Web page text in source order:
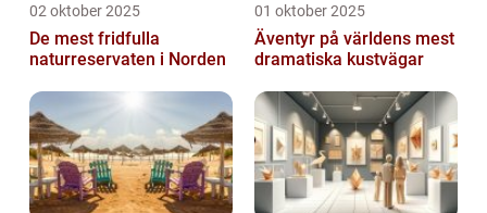
02 oktober 2025
De mest fridfulla
naturreservaten i Norden
01 oktober 2025
Äventyr på världens mest
dramatiska kustvägar